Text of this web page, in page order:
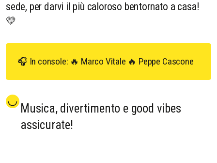
sede, per darvi il più caloroso bentornato a casa!
💛
🎧 In console: 🔥 Marco Vitale 🔥 Peppe Cascone
Musica, divertimento e good vibes
assicurate!